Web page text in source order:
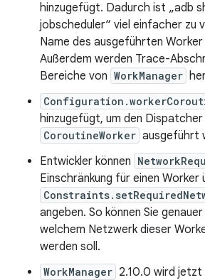
hinzugefügt. Dadurch ist „adb
jobscheduler“ viel einfacher zu
Name des ausgeführten
Außerdem werden Trace-
Bereiche von WorkManager
hinzugefügt, um den Dispatcher
CoroutineWorker ausgeführt
Entwickler können
Einschränkung für einen
angeben. So können Sie
welchem Netzwerk dieser
werden soll.
WorkManager 2.10.0 wird jetzt